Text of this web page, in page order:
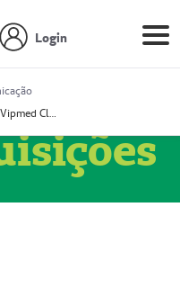
Login
Prestador: Vipmed Clínica Geral Ltda, 51004349-0 (Nome Fantasia: Policlínica Master)